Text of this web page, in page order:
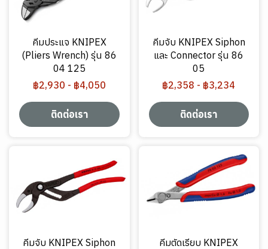
คีมประแจ KNIPEX
(Pliers Wrench) รุ่น 86
04 125
฿2,930 - ฿4,050
ติดต่อเรา
คีมจับ KNIPEX Siphon
และ Connector รุ่น 86
05
฿2,358 - ฿3,234
ติดต่อเรา
คีมจับ KNIPEX Siphon
คีมตัดเรียบ KNIPEX